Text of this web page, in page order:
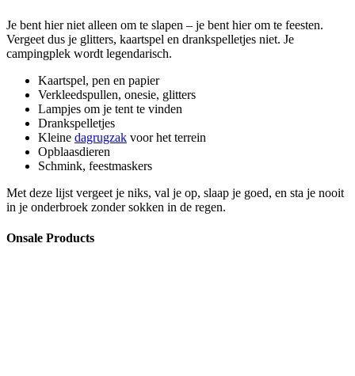
Je bent hier niet alleen om te slapen – je bent hier om te feesten.
Vergeet dus je glitters, kaartspel en drankspelletjes niet. Je
campingplek wordt legendarisch.
Kaartspel, pen en papier
Verkleedspullen, onesie, glitters
Lampjes om je tent te vinden
Drankspelletjes
Kleine dagrugzak voor het terrein
Opblaasdieren
Schmink, feestmaskers
Met deze lijst vergeet je niks, val je op, slaap je goed, en sta je nooit
in je onderbroek zonder sokken in de regen.
Onsale Products